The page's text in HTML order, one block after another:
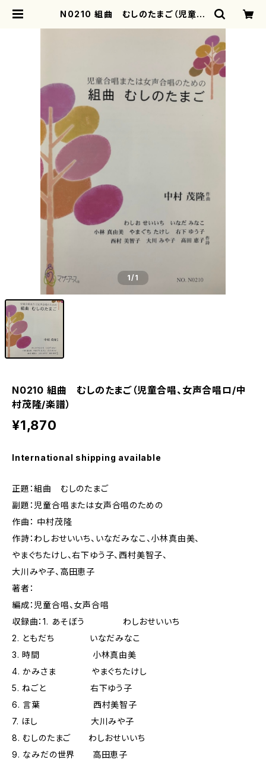
N0210 組曲 むしのたまご（児童合
1/1
N0210 組曲 むしのたまご（児童合唱、女声合唱ロ/中
村茂隆/楽譜）
¥1,870
International shipping available
正題：組曲 むしのたまご
副題：児童合唱または女声合唱のための
作曲： 中村茂隆
作詩：わしおせいいち、いなだみなこ、小林真由美、
やまぐちたけし、右下ゆう子、西村美智子、
大川みや子、高田恵子
著者：
編成：児童合唱、女声合唱
収録曲：1. あそぼう わしおせいいち
2. ともだち いなだみなこ
3. 時間 小林真由美
4. かみさま やまぐちたけし
5. ねごと 右下ゆう子
6. 言葉 西村美智子
7. ほし 大川みや子
8. むしのたまご わしおせいいち
9. なみだの世界 高田恵子